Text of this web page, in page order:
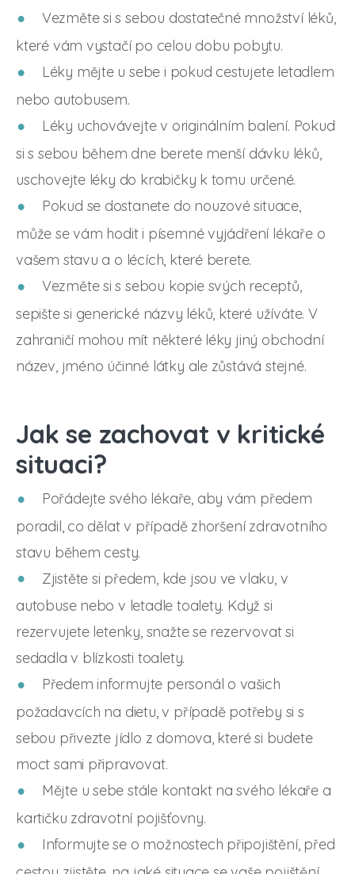
Vezměte si s sebou dostatečné množství léků,
které vám vystačí po celou dobu pobytu.
Léky mějte u sebe i pokud cestujete letadlem
nebo autobusem.
Léky uchovávejte v originálním balení. Pokud
si s sebou během dne berete menší dávku léků,
uschovejte léky do krabičky k tomu určené.
Pokud se dostanete do nouzové situace,
může se vám hodit i písemné vyjádření lékaře o
vašem stavu a o lécích, které berete.
Vezměte si s sebou kopie svých receptů,
sepište si generické názvy léků, které užíváte. V
zahraničí mohou mít některé léky jiný obchodní
název, jméno účinné látky ale zůstává stejné.
Jak se zachovat v kritické
situaci?
Pořádejte svého lékaře, aby vám předem
poradil, co dělat v případě zhoršení zdravotního
stavu během cesty.
Zjistěte si předem, kde jsou ve vlaku, v
autobuse nebo v letadle toalety. Když si
rezervujete letenky, snažte se rezervovat si
sedadla v blízkosti toalety.
Předem informujte personál o vašich
požadavcích na dietu, v případě potřeby si s
sebou přivezte jídlo z domova, které si budete
moct sami připravovat.
Mějte u sebe stále kontakt na svého lékaře a
kartičku zdravotní pojišťovny.
Informujte se o možnostech připojištění, před